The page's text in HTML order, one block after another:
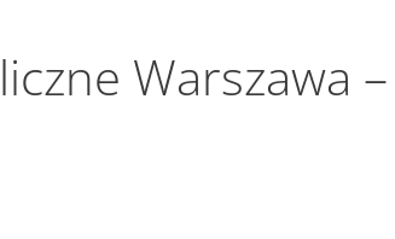
Warszawa